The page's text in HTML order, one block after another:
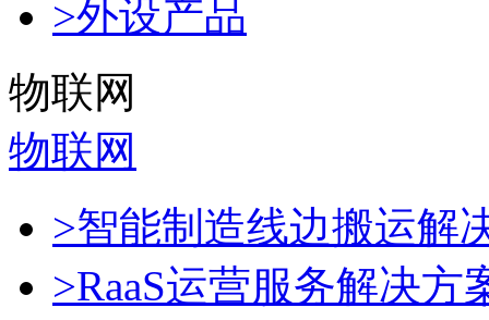
>外设产品
物联网
物联网
>智能制造线边搬运解
>RaaS运营服务解决方